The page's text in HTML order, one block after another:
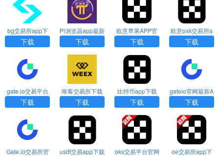
bg交易所app下
载
下载
Pi浏览器app最新
版免费下载
下载
欧意苹果APP官
方下载
下载
欧意oxk交易所a
pp官方下载
下载
gate.io交易平台
官网下载
下载
唯客交易所下载
官网app
下载
比特币app下载
下载
gateio官网最新A
PP下载
下载
Gate.io交易所官
usdt交易app下载
okx交易平台官网
oe交易所app下